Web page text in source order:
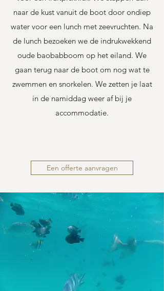
naar de kust vanuit de boot door ondiep
water voor een lunch met zeevruchten. Na
de lunch bezoeken we de indrukwekkend
oude baobabboom op het eiland. We
gaan terug naar de boot om nog wat te
zwemmen en snorkelen. We zetten je laat
in de namiddag weer af bij je
accommodatie.
Een offerte aanvragen